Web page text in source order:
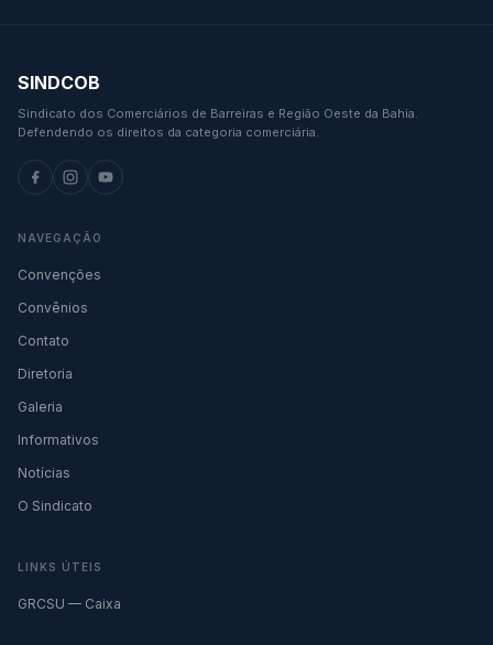
SINDCOB
Sindicato dos Comerciários de Barreiras e Região Oeste da Bahia.
Defendendo os direitos da categoria comerciária.
NAVEGAÇÃO
Convenções
Convênios
Contato
Diretoria
Galeria
Informativos
Notícias
O Sindicato
LINKS ÚTEIS
GRCSU — Caixa